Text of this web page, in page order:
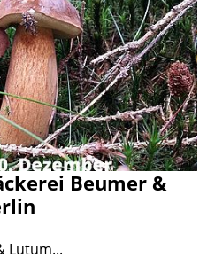
Beumer &
Lutum...